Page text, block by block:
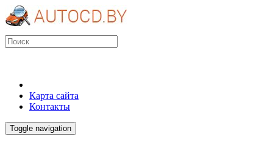
Карта сайта
Контакты
Toggle navigation